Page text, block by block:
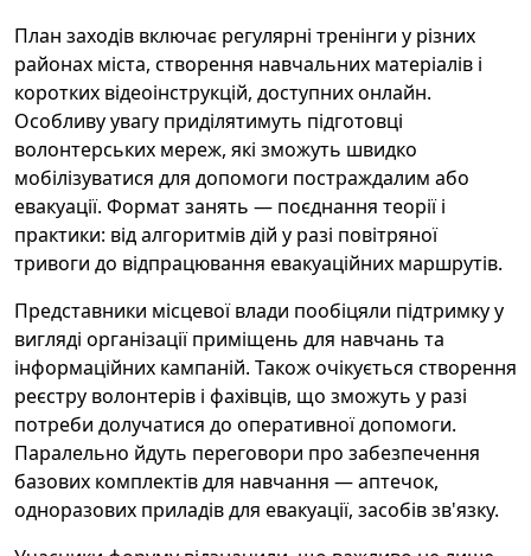
План заходів включає регулярні тренінги у різних
районах міста, створення навчальних матеріалів і
коротких відеоінструкцій, доступних онлайн.
Особливу увагу приділятимуть підготовці
волонтерських мереж, які зможуть швидко
мобілізуватися для допомоги постраждалим або
евакуації. Формат занять — поєднання теорії і
практики: від алгоритмів дій у разі повітряної
тривоги до відпрацювання евакуаційних маршрутів.
Представники місцевої влади пообіцяли підтримку у
вигляді організації приміщень для навчань та
інформаційних кампаній. Також очікується створення
реєстру волонтерів і фахівців, що зможуть у разі
потреби долучатися до оперативної допомоги.
Паралельно йдуть переговори про забезпечення
базових комплектів для навчання — аптечок,
одноразових приладів для евакуації, засобів зв'язку.